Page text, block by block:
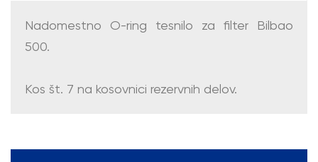
Nadomestno O-ring tesnilo za filter Bilbao
500.
Kos št. 7 na kosovnici rezervnih delov.